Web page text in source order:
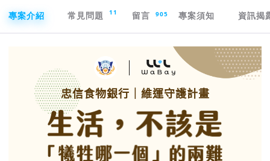
專案介紹
常見問題 11 留言 905 專案須知 資訊揭